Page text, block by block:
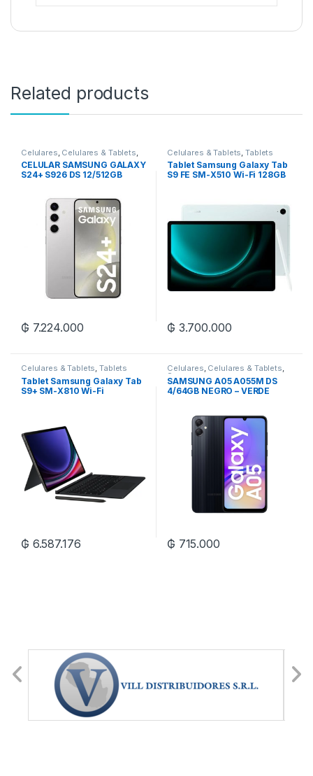
Related products
Celulares Celulares & Tablets
Samsung
CELULAR SAMSUNG GALAXY
S24+ S926 DS 12/512GB
₲ 7.224.000
Celulares & Tablets ,Tablets
Tablet Samsung Galaxy Tab
S9 FE SM-X510 Wi-Fi 128GB
₲ 3.700.000
Celulares & Tablets,Tablets
Tablet Samsung Galaxy Tab
S9+ SM-X810 Wi-Fi
₲ 6.587.176
Celulares, Celulares & Tablets,
Samsung
SAMSUNG A05 A055M DS
4/64GB NEGRO – VERDE
₲ 715.000